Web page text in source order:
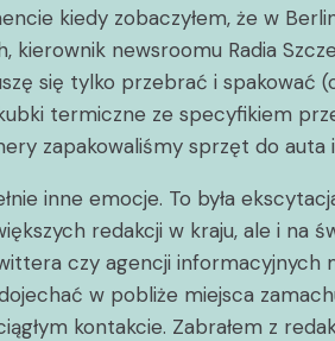
kiedy zobaczyłem, że w
kierownik newsroomu Radia
się tylko przebrać i
termiczne ze specyfikiem
zapakowaliśmy sprzęt do auta i
inne emocje. To była
redakcji w kraju, ale i na
czy agencji informacyjnych
w pobliże miejsca
kontakcie. Zabrałem z